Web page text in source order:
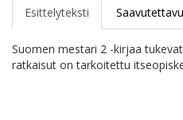
Esittelyteksti
Suomen mestari 2 -kirjaa
ratkaisut on tarkoitettu